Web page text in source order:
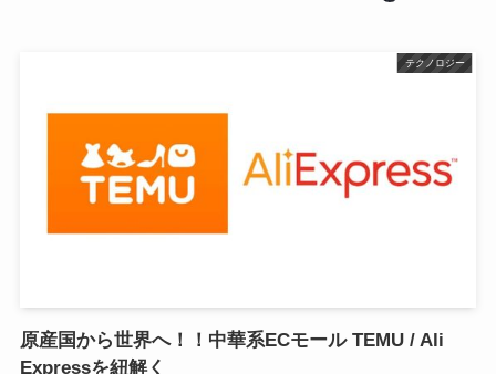
テクノロジー
原産国から世界へ！！中華系ECモール TEMU / Ali
Expressを紐解く